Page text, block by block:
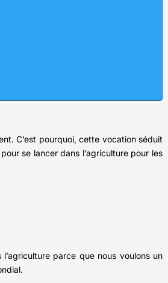
C’est pourquoi, cette vocation séduit
se lancer dans l’agriculture pour les
parce que nous voulons un